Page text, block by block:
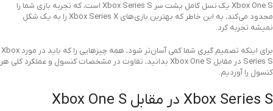
Xbox One S یک نسل کامل پشت سر Xbox Series S است، که تجربه بازی شما را
محدود می‌کند، به این خاطر که بهترین بازی‌های Xbox Series X را به یک شکل
نمیشه تجربه کرد.
برای اینکه تصمیم گیری شما کمی آسان‌تر شود، همه چیزهایی را که باید در مورد Xbox
Series S در مقابل Xbox One S بدانید، تفاوت در مشخصات کنسول و عملکرد کلی هر
کنسول را آوردیم.
Xbox Series S در مقابل Xbox One S